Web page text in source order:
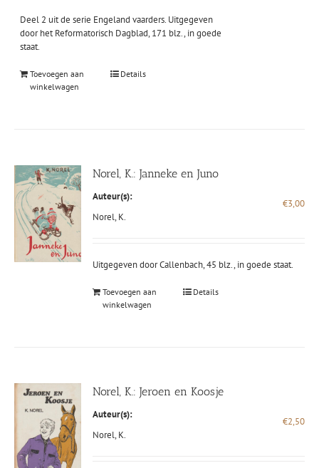
Deel 2 uit de serie Engeland vaarders. Uitgegeven
door het Reformatorisch Dagblad, 171 blz., in goede
staat.
Toevoegen aan
winkelwagen
Details
Norel, K.: Janneke en Juno
Auteur(s):
Norel, K.
€3,00
Uitgegeven door Callenbach, 45 blz., in goede staat.
Toevoegen aan
winkelwagen
Details
Norel, K.: Jeroen en Koosje
Auteur(s):
Norel, K.
€2,50